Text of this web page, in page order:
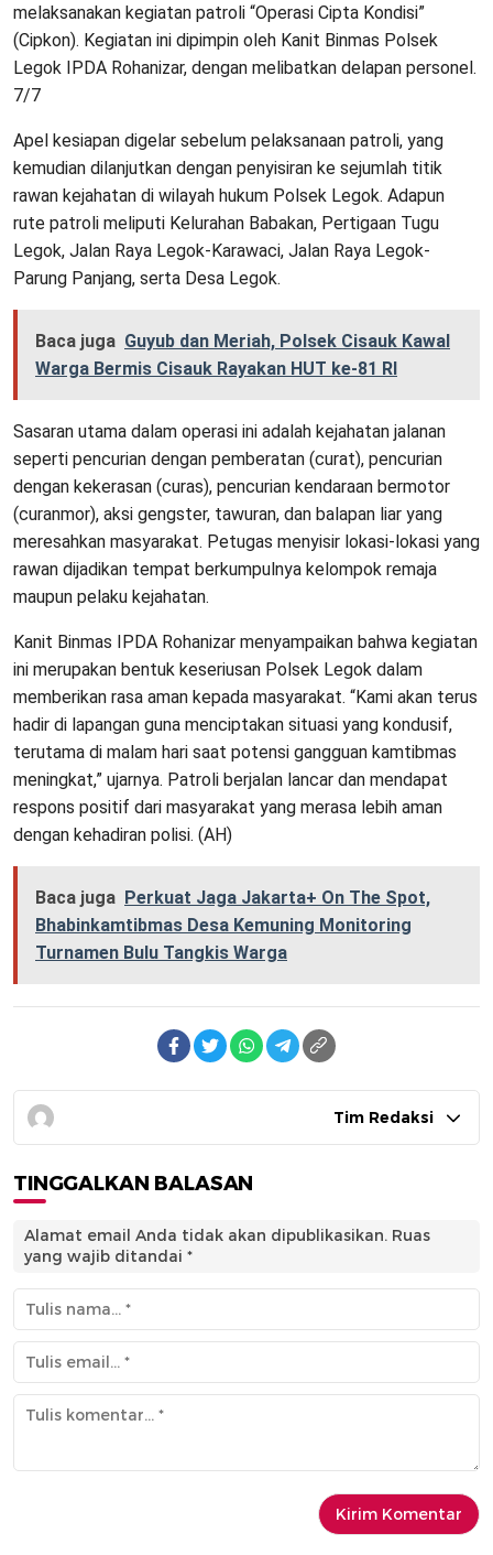
melaksanakan kegiatan patroli “Operasi Cipta Kondisi”
(Cipkon). Kegiatan ini dipimpin oleh Kanit Binmas Polsek
Legok IPDA Rohanizar, dengan melibatkan delapan personel.
7/7
Apel kesiapan digelar sebelum pelaksanaan patroli, yang
kemudian dilanjutkan dengan penyisiran ke sejumlah titik
rawan kejahatan di wilayah hukum Polsek Legok. Adapun
rute patroli meliputi Kelurahan Babakan, Pertigaan Tugu
Legok, Jalan Raya Legok-Karawaci, Jalan Raya Legok-
Parung Panjang, serta Desa Legok.
Baca juga Guyub dan Meriah, Polsek Cisauk Kawal
Warga Bermis Cisauk Rayakan HUT ke-81 RI
Sasaran utama dalam operasi ini adalah kejahatan jalanan
seperti pencurian dengan pemberatan (curat), pencurian
dengan kekerasan (curas), pencurian kendaraan bermotor
(curanmor), aksi gengster, tawuran, dan balapan liar yang
meresahkan masyarakat. Petugas menyisir lokasi-lokasi yang
rawan dijadikan tempat berkumpulnya kelompok remaja
maupun pelaku kejahatan.
Kanit Binmas IPDA Rohanizar menyampaikan bahwa kegiatan
ini merupakan bentuk keseriusan Polsek Legok dalam
memberikan rasa aman kepada masyarakat. “Kami akan terus
hadir di lapangan guna menciptakan situasi yang kondusif,
terutama di malam hari saat potensi gangguan kamtibmas
meningkat,” ujarnya. Patroli berjalan lancar dan mendapat
respons positif dari masyarakat yang merasa lebih aman
dengan kehadiran polisi. (AH)
Baca juga Perkuat Jaga Jakarta+ On The Spot,
Bhabinkamtibmas Desa Kemuning Monitoring
Turnamen Bulu Tangkis Warga
Tim Redaksi
TINGGALKAN BALASAN
Alamat email Anda tidak akan dipublikasikan. Ruas
yang wajib ditandai *